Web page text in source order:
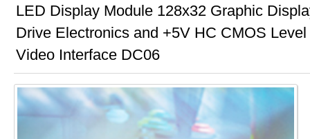
LED Display Module 128x32 Graphic
Drive Electronics and +5V HC CMOS Level
Video Interface DC06